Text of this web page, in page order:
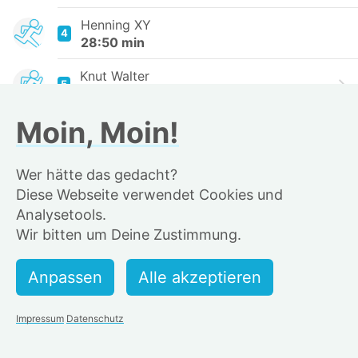
4
Henning XY
28:50 min
5
Knut Walter
jonas wegers
29:12 min
Bertrand_hh
29:30 min
8
Kilian Blu
9
Karsten Schuldt
30:02 min
Moin, Moin!
Wer hätte das gedacht?
Diese Webseite verwendet Cookies und
Analysetools.
Wir bitten um Deine Zustimmung.
Impressum Datenschutz